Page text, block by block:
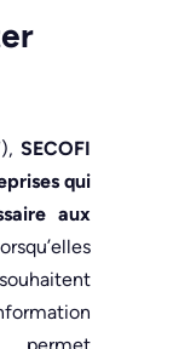
SECOFI
qui
aux